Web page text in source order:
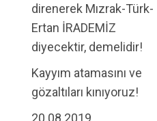
direnerek Mızrak-Türk-
Ertan İRADEMİZ
diyecektir, demelidir!
Kayyım atamasını ve
gözaltıları kınıyoruz!
20.08.2019